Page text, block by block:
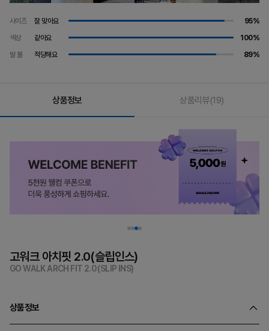
사이즈 잘 맞아요
95%
색상
같아요
100%
발 볼
적당해요 89%
상품정보 상품리뷰(19)
고워크 아치핏 2.0(슬립인스)
GO WALK ARCH FIT 2.0 (SLIP INS)
상품정보